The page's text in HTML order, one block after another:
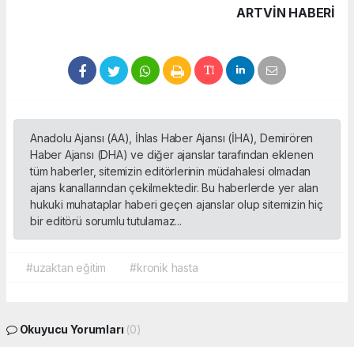
ARTVIN HABERİ
Anadolu Ajansı (AA), İhlas Haber Ajansı (İHA), Demirören
Haber Ajansı (DHA) ve diğer ajanslar tarafından eklenen
tüm haberler, sitemizin editörlerinin müdahalesi olmadan
ajans kanallarından çekilmektedir. Bu haberlerde yer alan
hukuki muhataplar haberi geçen ajanslar olup sitemizin hiç
bir editörü sorumlu tutulamaz...
#uzaktan eğitim #kronik hasta
Okuyucu Yorumları (0)